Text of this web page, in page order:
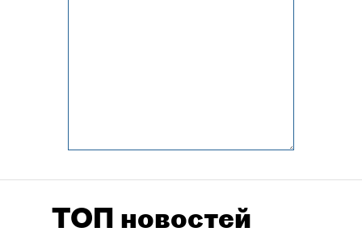
ТОП новостей